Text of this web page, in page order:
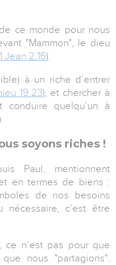
ce monde pour nous
"Mammon", le dieu
1 Jean 2.16).
à un riche d’entrer
19.23), et chercher à
conduire quelqu’un à
soyons riches !
Paul, mentionnent
en termes de biens :
de nos besoins
nécessaire, c’est être
ce n’est pas pour que
nous "partagions".